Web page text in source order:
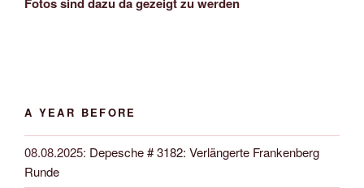
A YEAR BEFORE
08.08.2025: Depesche # 3182: Verlängerte Frankenberg
Runde